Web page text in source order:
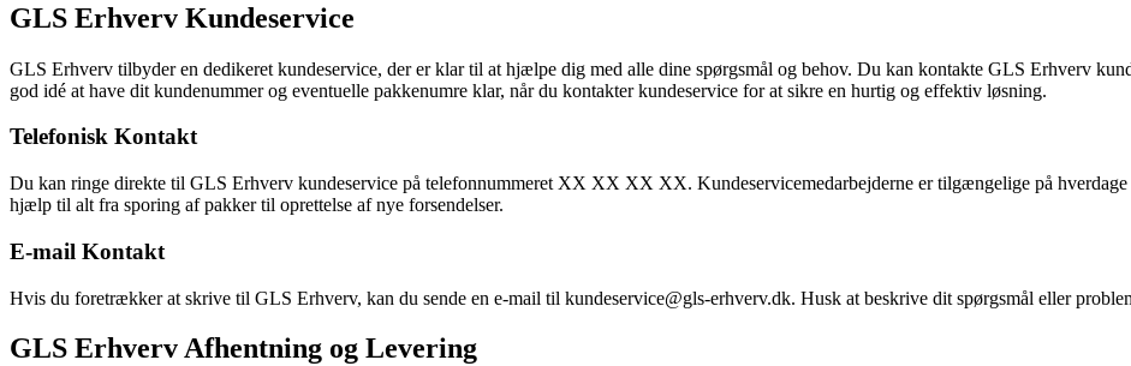
GLS Erhverv Kundeservice
GLS Erhverv tilbyder en dedikeret kundeservice, der er klar til at hjælpe dig med alle dine spørgsmål og behov. Du kan kontakte GLS Erhverv
god idé at have dit kundenummer og eventuelle pakkenumre klar, når du kontakter kundeservice for at sikre en hurtig og effektiv løsning.
Telefonisk Kontakt
Du kan ringe direkte til GLS Erhverv kundeservice på telefonnummeret XX XX XX XX. Kundeservicemedarbejderne er tilgængelige på
hjælp til alt fra sporing af pakker til oprettelse af nye forsendelser.
E-mail Kontakt
Hvis du foretrækker at skrive til GLS Erhverv, kan du sende en e-mail til kundeservice@gls-erhverv.dk. Husk at beskrive dit spørgsmål eller
GLS Erhverv Afhentning og Levering